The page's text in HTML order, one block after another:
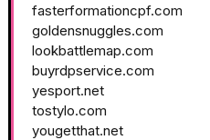
fasterformationcpf.com
goldensnuggles.com
lookbattlemap.com
buyrdpservice.com
yesport.net
tostylo.com
yougetthat.net